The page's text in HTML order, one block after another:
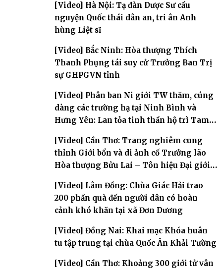
[Video] Hà Nội: Tạ đàn Dược Sư cầu
nguyện Quốc thái dân an, tri ân Anh
hùng Liệt sĩ
[Video] Bắc Ninh: Hòa thượng Thích
Thanh Phụng tái suy cử Trưởng Ban Trị
sự GHPGVN tỉnh
[Video] Phân ban Ni giới TW thăm, cúng
dàng các trường hạ tại Ninh Bình và
Hưng Yên: Lan tỏa tinh thần hộ trì Tam
[Video] Cần Thơ: Trang nghiêm cung
thỉnh Giới bổn và di ảnh cố Trưởng lão
Hòa thượng Bửu Lai – Tôn hiệu Đại giới
[Video] Lâm Đồng: Chùa Giác Hải trao
200 phần quà đến người dân có hoàn
cảnh khó khăn tại xã Đơn Dương
[Video] Đồng Nai: Khai mạc Khóa huân
tu tập trung tại chùa Quốc Ân Khải Tường
[Video] Cần Thơ: Khoảng 300 giới tử vân